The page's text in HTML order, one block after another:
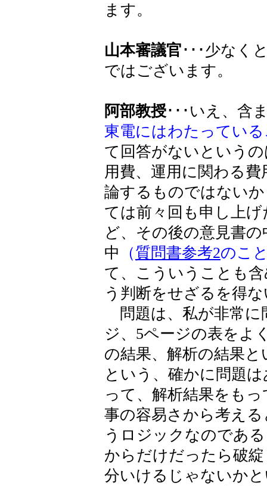
ます。
山本審議官･･･少なく
ではございます。
阿部教授･･･いえ、含
東電にはわたってい
て回答がないという
用費、運用に関わる
論するものではない
ては前々回も申し上
ど、その後の意見書
中
（質問書参考2のこ
て、こういうことも
う判断をせざるを得
問題は、私が非常に
ジ、5ページの表をよ
の結果、解析の結果
という、確かに問題
って、解析結果をも
事の容易さから考え
うロジックなのであ
からだけだったら破
分いけるじゃないか